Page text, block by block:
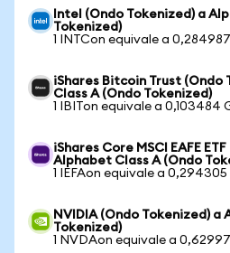
Intel (Ondo Tokenized) a
Tokenized)
1 INTCon equivale a
iShares Bitcoin Trust (Ondo
Class A (Ondo Tokenized)
1 IBITon equivale a 0,103484
iShares Core MSCI EAFE
Alphabet Class A (Ondo
1 IEFAon equivale a
NVIDIA (Ondo Tokenized) a
Tokenized)
1 NVDAon equivale a